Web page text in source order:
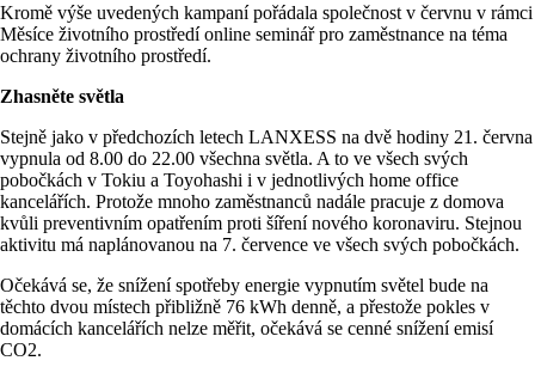
Kromě výše uvedených kampaní pořádala společnost v červnu v rámci
Měsíce životního prostředí online seminář pro zaměstnance na téma
ochrany životního prostředí.
Zhasněte světla
Stejně jako v předchozích letech LANXESS na dvě hodiny 21. června
vypnula od 8.00 do 22.00 všechna světla. A to ve všech svých
pobočkách v Tokiu a Toyohashi i v jednotlivých home office
kancelářích. Protože mnoho zaměstnanců nadále pracuje z domova
kvůli preventivním opatřením proti šíření nového koronaviru. Stejnou
aktivitu má naplánovanou na 7. července ve všech svých pobočkách.
Očekává se, že snížení spotřeby energie vypnutím světel bude na
těchto dvou místech přibližně 76 kWh denně, a přestože pokles v
domácích kancelářích nelze měřit, očekává se cenné snížení emisí
CO2.